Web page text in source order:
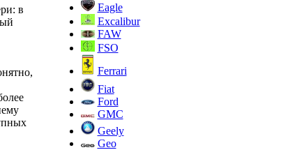
в
Eagle
Excalibur
FAW
FSO
Ferrari
Fiat
Ford
GMC
Geely
Geo